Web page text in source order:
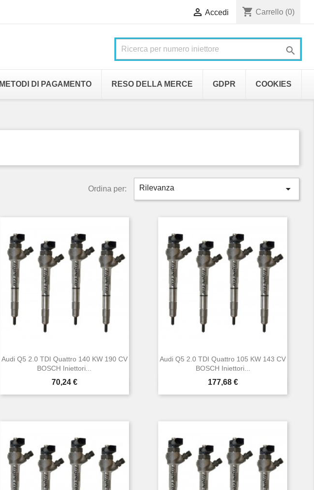
 Accedi shopping_cart Carrello (0)

METODI DI PAGAMENTO RESO DELLA MERCE GDPR COOKIES
Ordina per: Rilevanza 
Audi Q5 2.0 TDI Quattro 140 KW 190 CV
BOSCH Iniettori...
Prezzo
70,24 €
Anteprima
Audi Q5 2.0 TDI Quattro 105 KW 143 CV
BOSCH Iniettori...
Prezzo
177,68 €
 Anteprima